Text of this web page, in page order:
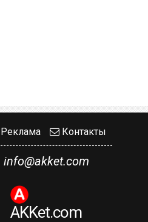
Реклама Контакты
info@akket.com
AKKet.com